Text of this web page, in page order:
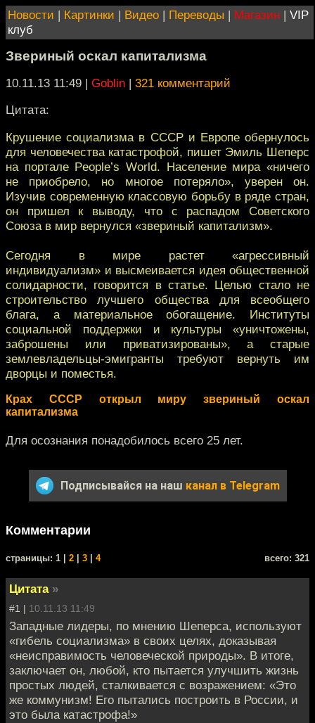
Новости | Картинки | Видео | Переводы | Магазин | VIP
клуб
Звериный оскал капитализма
10.11.13 11:49 | Goblin | 321 комментарий
Цитата:
Крушение социализма в СССР и Европе обернулось
для человечества катастрофой, пишет Эмиль Шеперс
на портале People’s World. Население мира «ничего
не приобрело, но многое потеряло», уверен он.
Изучив современную классовую борьбу в ряде стран,
он пришел к выводу, что с распадом Советского
Союза в мир вернулся «звериный капитализм».
Сегодня в мире растет «агрессивный
индивидуализм» и высмеивается идея общественной
солидарности, говорится в статье. Целью стало не
строительство лучшего общества для всеобщего
блага, а материальное обогащение. Институты
социальной поддержки и культуры «уничтожены,
заброшены или приватизированы», а старые
землевладельцы-эмигранты требуют вернуть им
дворцы и поместья.
Крах СССР открыл миру звериный оскал
капитализма
Для осознания понадобилось всего 25 лет.
Подписывайся на наш канал в Telegram
Комментарии
cтраницы: 1 | 2 3 4 всего: 321
Цитата »
#1 | 10.11.13 11:49
Западные лидеры, по мнению Шеперса, используют
«гибель социализма» в своих целях, доказывая
«неисправимость человеческой природы». В итоге,
заключает он, любой, кто пытается улучшить жизнь
простых людей, сталкивается с возражением: «Это
же коммунизм! Его пытались построить в России, и
это была катастрофа!»